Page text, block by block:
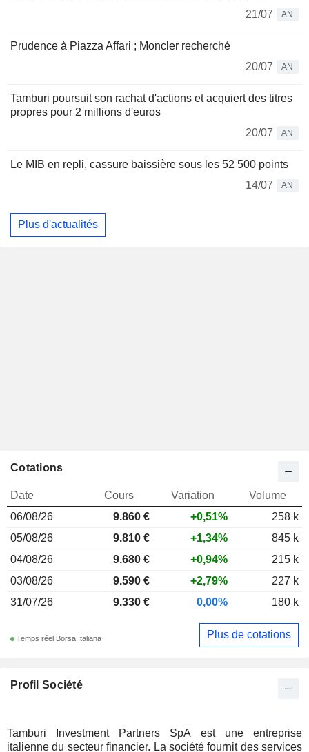
21/07
AN
Prudence à Piazza Affari ; Moncler recherché
20/07
AN
Tamburi poursuit son rachat d'actions et acquiert des titres
propres pour 2 millions d'euros
20/07
AN
Le MIB en repli, cassure baissière sous les 52 500 points
14/07
AN
Plus d'actualités
Profil Société
Tamburi Investment Partners SpA est une entreprise
italienne du secteur financier. La société fournit des services
Cotations
Date Cours Variation
Volume
06/08/26
9.860 € +0,51%
258 k
05/08/26
9.810 € +1,34%
845 k
04/08/26
9.680 € +0,94%
215 k
03/08/26
9.590 € +2,79%
227 k
31/07/26
9.330 € 0,00% 180 k
Temps réel Borsa Italiana Plus de cotations